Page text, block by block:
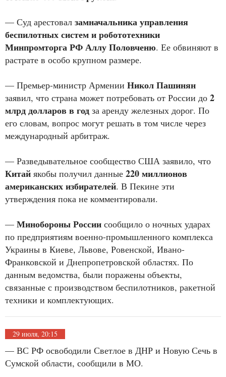
— Суд арестовал замначальника управления
беспилотных систем и робототехники
Минпромторга РФ Аллу Половченю. Ее обвиняют в
растрате в особо крупном размере.
— Премьер-министр Армении Никол Пашинян
заявил, что страна может потребовать от России до 2
млрд долларов в год за аренду железных дорог. По
его словам, вопрос могут решать в том числе через
международный арбитраж.
— Разведывательное сообщество США заявило, что
Китай якобы получил данные 220 миллионов
американских избирателей. В Пекине эти
утверждения пока не комментировали.
— Минобороны России сообщило о ночных ударах
по предприятиям военно-промышленного комплекса
Украины в Киеве, Львове, Ровенской, Ивано-
Франковской и Днепропетровской областях. По
данным ведомства, были поражены объекты,
связанные с производством беспилотников, ракетной
техники и комплектующих.
29 июля, 20:15
— ВС РФ освободили Светлое в ДНР и Новую Сечь в
Сумской области, сообщили в МО.